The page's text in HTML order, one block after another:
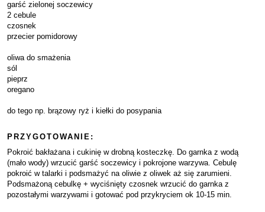
garść zielonej soczewicy
2 cebule
czosnek
przecier pomidorowy
oliwa do smażenia
sól
pieprz
oregano
do tego np. brązowy ryż i kiełki do posypania
PRZYGOTOWANIE:
Pokroić bakłażana i cukinię w drobną kosteczkę. Do garnka z wodą
(mało wody) wrzucić garść soczewicy i pokrojone warzywa. Cebulę
pokroić w talarki i podsmażyć na oliwie z oliwek aż się zarumieni.
Podsmażoną cebulkę + wyciśnięty czosnek wrzucić do garnka z
pozostałymi warzywami i gotować pod przykryciem ok 10-15 min.